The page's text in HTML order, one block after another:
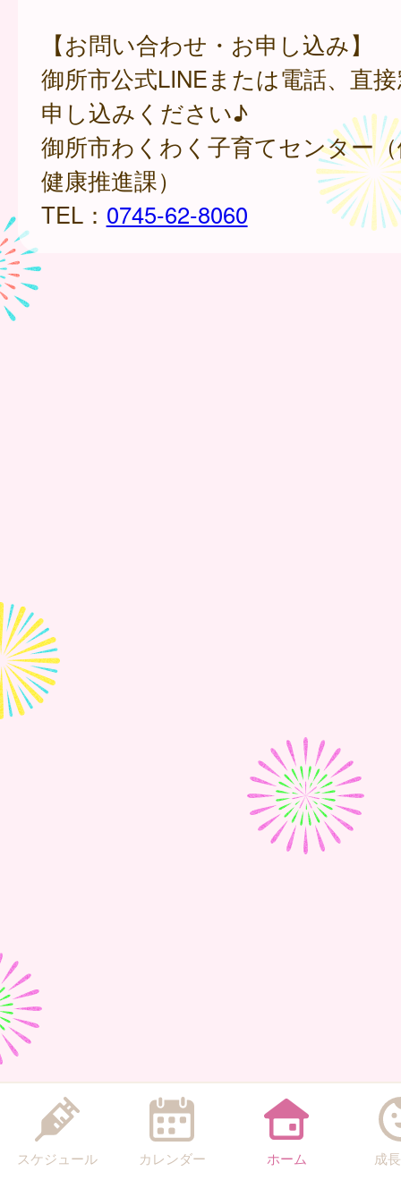
【お問い合わせ・お申し込み】
御所市公式LINEまたは電話、直
申し込みください♪
御所市わくわく子育てセンター
健康推進課）
TEL： 0745-62-8060
スケジュール カレンダー ホーム 成